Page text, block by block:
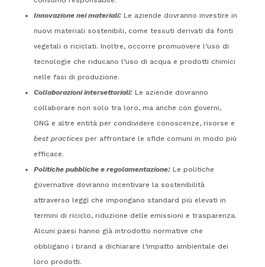
Innovazione nei materiali:Le aziende dovranno investire in
nuovi materiali sostenibili, come tessuti derivati da fonti
vegetali o riciclati. Inoltre, occorre promuovere l’uso di
tecnologie che riducano l’uso di acqua e prodotti chimici
nelle fasi di produzione.
Collaborazioni intersettoriali:Le aziende dovranno
collaborare non solo tra loro, ma anche con governi,
ONG e altre entità per condividere conoscenze, risorse e
best practicesper affrontare le sfide comuni in modo più
efficace.
Politiche pubbliche e regolamentazione:Le politiche
governative dovranno incentivare la sostenibilità
attraverso leggi che impongano standard più elevati in
termini di riciclo, riduzione delle emissioni e trasparenza.
Alcuni paesi hanno già introdotto normative che
obbligano i brand a dichiarare l’impatto ambientale dei
loro prodotti.